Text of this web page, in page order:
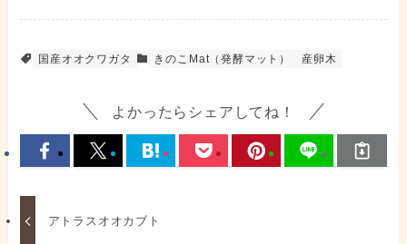
国産オオクワガタ きのこMat（発酵マット） 産卵木
よかったらシェアしてね！
アトラスオオカブト